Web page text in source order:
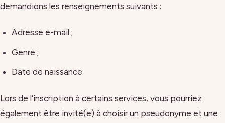
demandions les renseignements suivants :
Adresse e-mail ;
Genre ;
Date de naissance.
Lors de l’inscription à certains services, vous pourriez
également être invité(e) à choisir un pseudonyme et une